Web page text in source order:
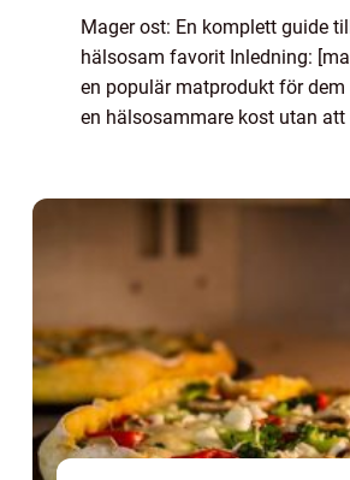
Mager ost: En komplett guide
hälsosam favorit Inledning:
en populär matprodukt för
en hälsosammare kost utan att